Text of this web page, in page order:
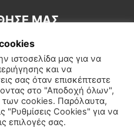
ΜΑΣ
Διεθνή Κοινωνία
Αφιερώματα
ιστοσελίδα μας για να
και να
σας όταν επισκέπτεστε
στο "Αποδοχή όλων",
των cookies. Παρόλαυτα,
"Ρυθμίσεις Cookies" για να
επιλογές σας.